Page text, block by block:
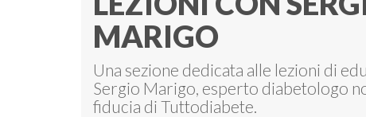
MARIGO
Una sezione dedicata alle lezioni di
Sergio Marigo, esperto diabetologo
fiducia di Tuttodiabete.